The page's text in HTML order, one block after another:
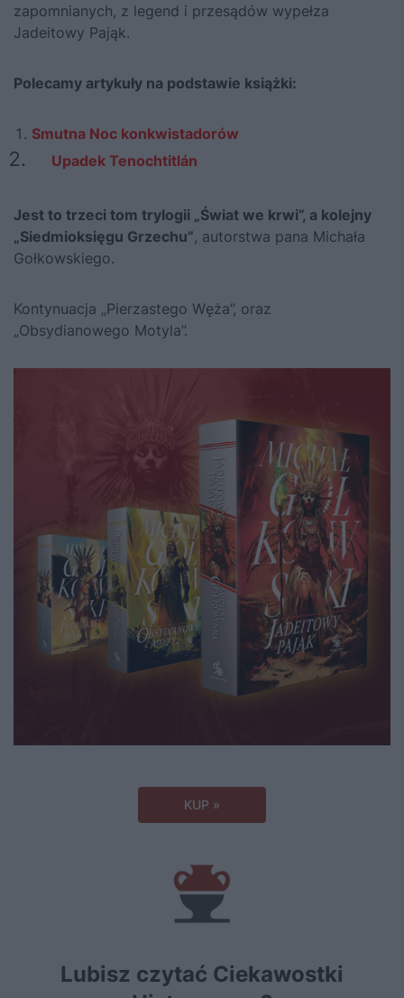
zapomnianych, z legend i przesądów wypełza
Jadeitowy Pająk.
Polecamy artykuły na podstawie książki:
Smutna Noc konkwistadorów
Upadek Tenochtitlán
Jest to trzeci tom trylogii „Świat we krwi”, a kolejny
„Siedmioksięgu Grzechu”, autorstwa pana Michała
Gołkowskiego.
Kontynuacja „Pierzastego Węża”, oraz
„Obsydianowego Motyla”.
KUP »